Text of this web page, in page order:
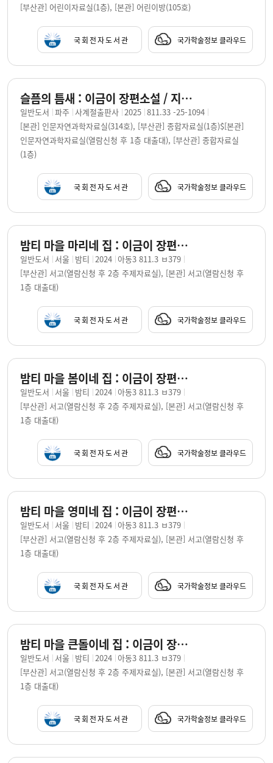
[부산관] 어린이자료실(1층), [본관] 어린이방(105호)
국회전자도서관 국가학술정보 클라우드
슬픔의 틈새 : 이금이 장편소설 / 지은이: 이금이
일반도서 파주 사계절출판사 2025 811.33 -25-1094
[본관] 인문자연과학자료실(314호), [부산관] 종합자료실(1층)$[본관]
인문자연과학자료실(열람신청 후 1층 대출대), [부산관] 종합자료실
(1층)
국회전자도서관 국가학술정보 클라우드
밤티 마을 마리네 집 : 이금이 장편동화 / 지은이: 이금이 ; 그린이: 한지선
일반도서 서울 밤티 2024 아동3 811.3 ㅂ379
[부산관] 서고(열람신청 후 2층 주제자료실), [본관] 서고(열람신청 후
1층 대출대)
국회전자도서관 국가학술정보 클라우드
밤티 마을 봄이네 집 : 이금이 장편동화 / 지은이: 이금이 ; 그린이: 한지선
일반도서 서울 밤티 2024 아동3 811.3 ㅂ379
[부산관] 서고(열람신청 후 2층 주제자료실), [본관] 서고(열람신청 후
1층 대출대)
국회전자도서관 국가학술정보 클라우드
밤티 마을 영미네 집 : 이금이 장편동화 / 지은이: 이금이 ; 그린이: 한지선
일반도서 서울 밤티 2024 아동3 811.3 ㅂ379
[부산관] 서고(열람신청 후 2층 주제자료실), [본관] 서고(열람신청 후
1층 대출대)
국회전자도서관 국가학술정보 클라우드
밤티 마을 큰돌이네 집 : 이금이 장편동화 / 지은이: 이금이 ; 그린이: 한지선
일반도서 서울 밤티 2024 아동3 811.3 ㅂ379
[부산관] 서고(열람신청 후 2층 주제자료실), [본관] 서고(열람신청 후
1층 대출대)
국회전자도서관 국가학술정보 클라우드